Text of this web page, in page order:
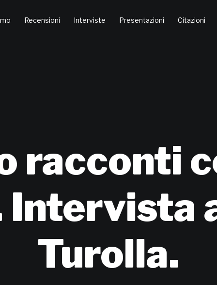
Recensioni Interviste Presentazioni Citazioni
racconti
Intervista
Turolla.